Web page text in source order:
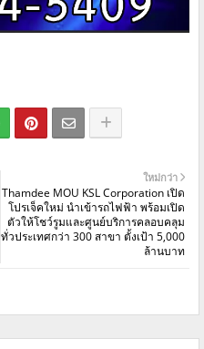
ใหม่กว่า
Thamdee MOU KSL Corporation เปิด
โปรเจ็คใหม่ นำเข้ารถไฟฟ้า พร้อมเปิด
ตัวให้โชว์รูมและศูนย์บริการคลอบคลุม
ทั่วประเทศกว่า 300 สาขา ตั้งเป้า 5,000
ล้านบาท